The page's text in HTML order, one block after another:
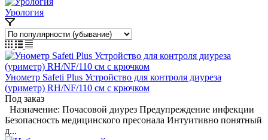
Урология
Унометр Safeti Plus Устройство для контроля диуреза
(уриметр) RH/NF/110 см с крючком
Под заказ
Назначение: Почасовой диурез Предупреждение инфекции
Безопасность медицинского пресонала Интуитивно понятный
д...